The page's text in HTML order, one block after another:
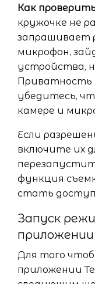
Как
кружочке не
запрашивает
микрофон,
устройства,
Приватность
убедитесь,
камере и
Если
включите их
функция
стать
Запуск
приложении
Для того
приложении